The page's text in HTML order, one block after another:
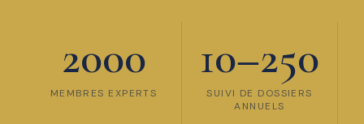
2000
MEMBRES EXPERTS
10–250
SUIVI DE DOSSIERS
ANNUELS